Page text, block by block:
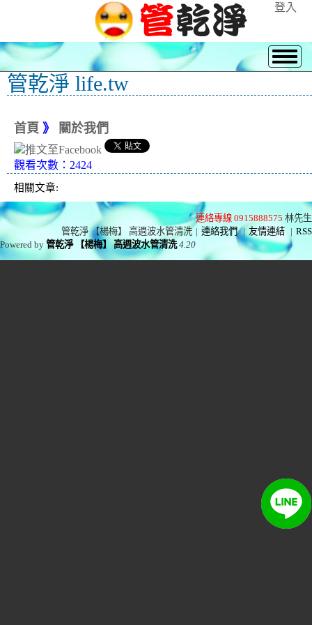
登入
管乾淨 life.tw
首頁 》 關於我們
觀看次數：2424
相關文章:
連絡專線 0915888575 林先生
管乾淨 【楊梅】 高週波水管清洗 | 連絡我們 | 友情連結 | RSS
Powered by管乾淨 【楊梅】 高週波水管清洗 4.20